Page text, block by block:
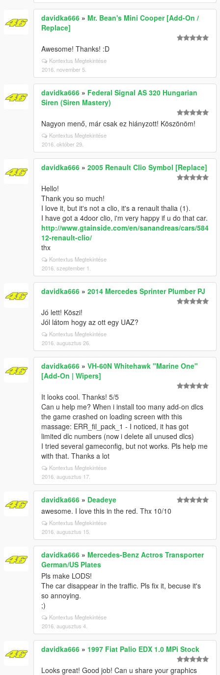
davidka666 » Mr. Bean's Mini Cooper [Add-On /
Replace]
Awesome! Thanks! :D
Kontextus Megtekintése
2016. november 5.
davidka666 » Federal Signal AS 320 Hungarian
Siren (Siren Mastery)
Nagyon menő, már csak ez hiányzott! Köszönöm!
Kontextus Megtekintése
2016. október 29.
davidka666 » 2005 Renault Clio Symbol [Replace]
Hello!
Thank you so much!
I love it, but it's not a clio, it's a renault thalia (1).
I have got a 4door clio, i'm very happy if u do that car.
http://www.gtainside.com/en/sanandreas/cars/584
12-renault-clio/
thx
Kontextus Megtekintése
2016. szeptember 1.
davidka666 » 2014 Mercedes Sprinter Plumber PJ
Jó lett! Köszi!
Jól látom hogy az ott egy UAZ?
Kontextus Megtekintése
2016. augusztus 26.
davidka666 » VH-60N Whitehawk "Marine One"
[Add-On | Wipers]
It looks cool. Thanks! 5/5
Can u help me? When i install too many add-on dlcs
the game crashed on loading screen with this
massage: ERR_fil_pack_1 - I noticed, it has got
limited dlc numbers (now i delete all unused dlcs)
I tried several gameconfig, but not works. Pls help me
with that. Thanks a lot
Kontextus Megtekintése
2016. augusztus 17.
davidka666 » Deadeye
awesome. I love this in the red. Thx 10/10
Kontextus Megtekintése
2016. augusztus 15.
davidka666 » Mercedes-Benz Actros Transporter
German/US Plates
Pls make LODS!
The car disappear in the traffic. Pls fix it, becuse it's
so annoying.
;)
Kontextus Megtekintése
2016. augusztus 4.
davidka666 » 1997 Fiat Palio EDX 1.0 MPi Stock
Looks great! Good job! Can u share your graphics